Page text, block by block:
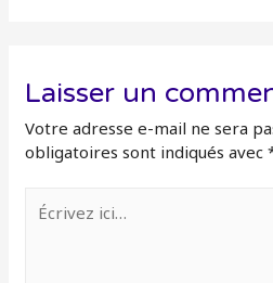
Laisser un
Votre adresse e-mail ne sera
obligatoires sont indiqués avec
Écrivez
ici…